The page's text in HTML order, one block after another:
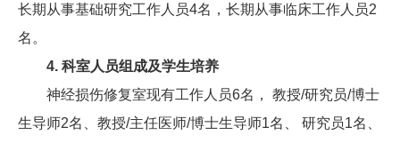
长期从事基础研究工作人员4名，长期从事临床工作人员2
名。
4. 科室人员组成及学生培养
神经损伤修复室现有工作人员6名， 教授/研究员/博士
生导师2名、教授/主任医师/博士生导师1名、 研究员1名、